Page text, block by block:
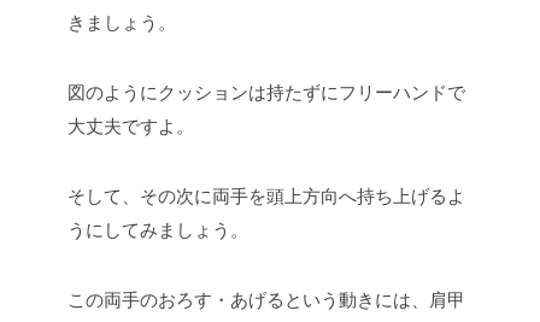
きましょう。
図のようにクッションは持たずにフリーハンドで
大丈夫ですよ。
そして、その次に両手を頭上方向へ持ち上げるよ
うにしてみましょう。
この両手のおろす・あげるという動きには、肩甲